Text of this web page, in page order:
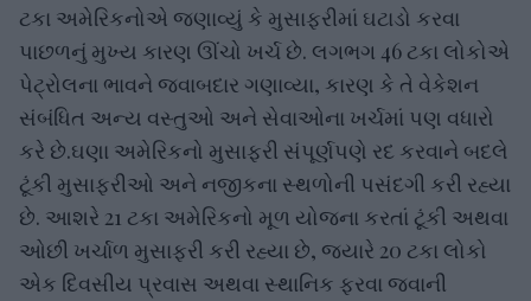
ટકા અમેરિકનોએ જણાવ્યું કે મુસાફરીમાં ઘટાડો કરવા
પાછળનું મુખ્ય કારણ ઊંચો ખર્ચ છે. લગભગ 46 ટકા લોકોએ
પેટ્રોલના ભાવને જવાબદાર ગણાવ્યા, કારણ કે તે વેકેશન
સંબંધિત અન્ય વસ્તુઓ અને સેવાઓના ખર્ચમાં પણ વધારો
કરે છે.ઘણા અમેરિકનો મુસાફરી સંપૂર્ણપણે રદ કરવાને બદલે
ટૂંકી મુસાફરીઓ અને નજીકના સ્થળોની પસંદગી કરી રહ્યા
છે. આશરે 21 ટકા અમેરિકનો મૂળ યોજના કરતાં ટૂંકી અથવા
ઓછી ખર્ચાળ મુસાફરી કરી રહ્યા છે, જ્યારે 20 ટકા લોકો
એક દિવસીય પ્રવાસ અથવા સ્થાનિક ફરવા જવાની